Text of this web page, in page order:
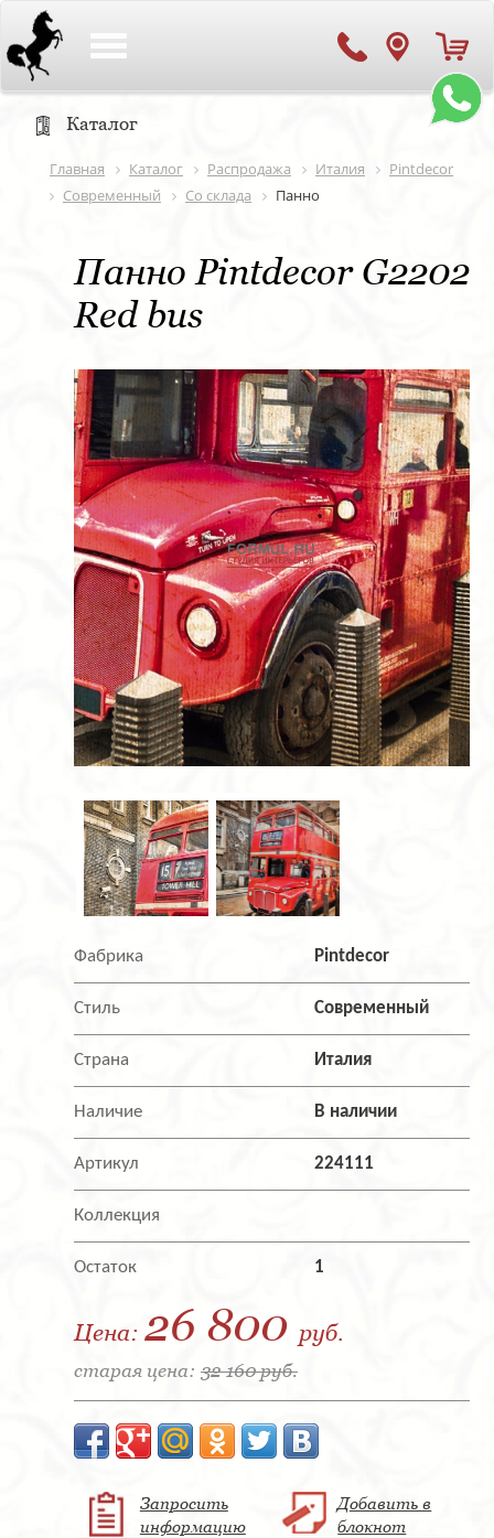
Каталог
Главная Каталог Распродажа Италия
Pintdecor
Современный
Со склада Панно
Панно Pintdecor G2202
Red bus
Фабрика Pintdecor
Стиль Современный
Страна Италия
Наличие В наличии
Артикул 224111
Коллекция
Остаток 1
Цена: 26 800 руб.
старая цена: 32 160 руб.
Запросить
информацию
Добавить в
блокнот